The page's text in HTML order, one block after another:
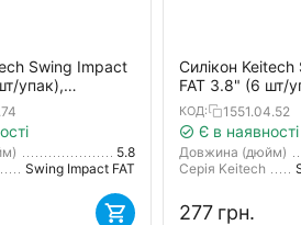
Swing Impact
упак),
5.8
Swing Impact FAT
Силікон
FAT 3.8" (6 шт/
колір:422 sight
КОД: 1551.04.52
Є в наявності
Довжина (дюйм)
Серія Keitech
‍277‍ грн.